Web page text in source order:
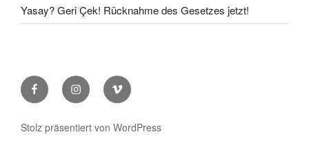
Yasay? Geri Çek! Rücknahme des Gesetzes jetzt!
FacebookInstagramVimeo
Stolz präsentiert von WordPress